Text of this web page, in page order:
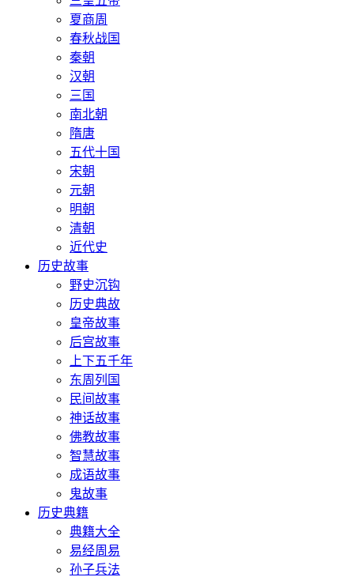
夏商周
春秋战国
秦朝
汉朝
三国
南北朝
隋唐
五代十国
宋朝
元朝
明朝
清朝
近代史
历史故事
野史沉钩
历史典故
皇帝故事
后宫故事
上下五千年
东周列国
民间故事
神话故事
佛教故事
智慧故事
成语故事
鬼故事
历史典籍
典籍大全
易经周易
孙子兵法